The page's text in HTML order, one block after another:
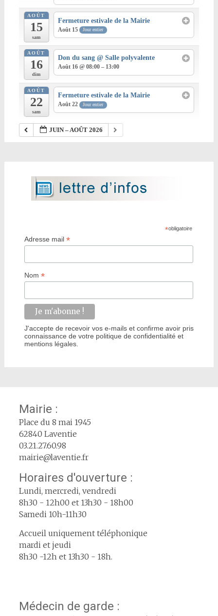
AOÛT
15
sam
Fermeture estivale de la Mairie
Août 15 Jour entier
AOÛT
16
dim
Don du sang@ Salle polyvalente
Août 16 @ 08:00 – 13:00
AOÛT
22
sam
Fermeture estivale de la Mairie
Août 22 Jour entier
JUIN – AOÛT 2026
*obligatoire
Adresse mail*
Nom*
J'accepte de recevoir vos e-mails et confirme avoir pris
connaissance de votre politique de confidentialité et
mentions légales.
Mairie :
Place du 8 mai 1945
62840 Laventie
03.21.27.60.98
mairie@laventie.fr
Horaires d'ouverture :
Lundi, mercredi, vendredi
8h30 - 12h00 et 13h30 - 18h00
Samedi 10h-11h30
Accueil uniquement téléphonique
mardi et jeudi
8h30 -12h et 13h30 - 18h.
Médecin de garde :